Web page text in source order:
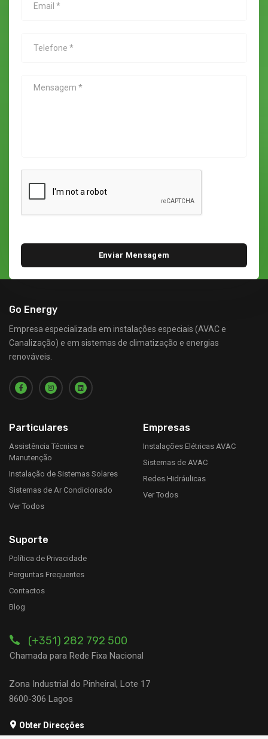
Go Energy
Empresa especializada em instalações especiais (AVAC e
Canalização) e em sistemas de climatização e energias
renováveis.
Particulares
Assistência Técnica e
Manutenção
Instalação de Sistemas Solares
Sistemas de Ar Condicionado
Ver Todos
Empresas
Instalações Elétricas AVAC
Sistemas de AVAC
Redes Hidráulicas
Ver Todos
Suporte
Política de Privacidade
Perguntas Frequentes
Contactos
Blog
(+351) 282 792 500
Chamada para Rede Fixa Nacional
Zona Industrial do Pinheiral, Lote 17
8600-306 Lagos
Obter Direcções